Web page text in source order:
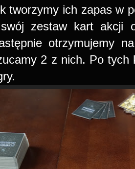
tworzymy ich zapas w
zestaw kart akcji
otrzymujemy
2 z nich. Po